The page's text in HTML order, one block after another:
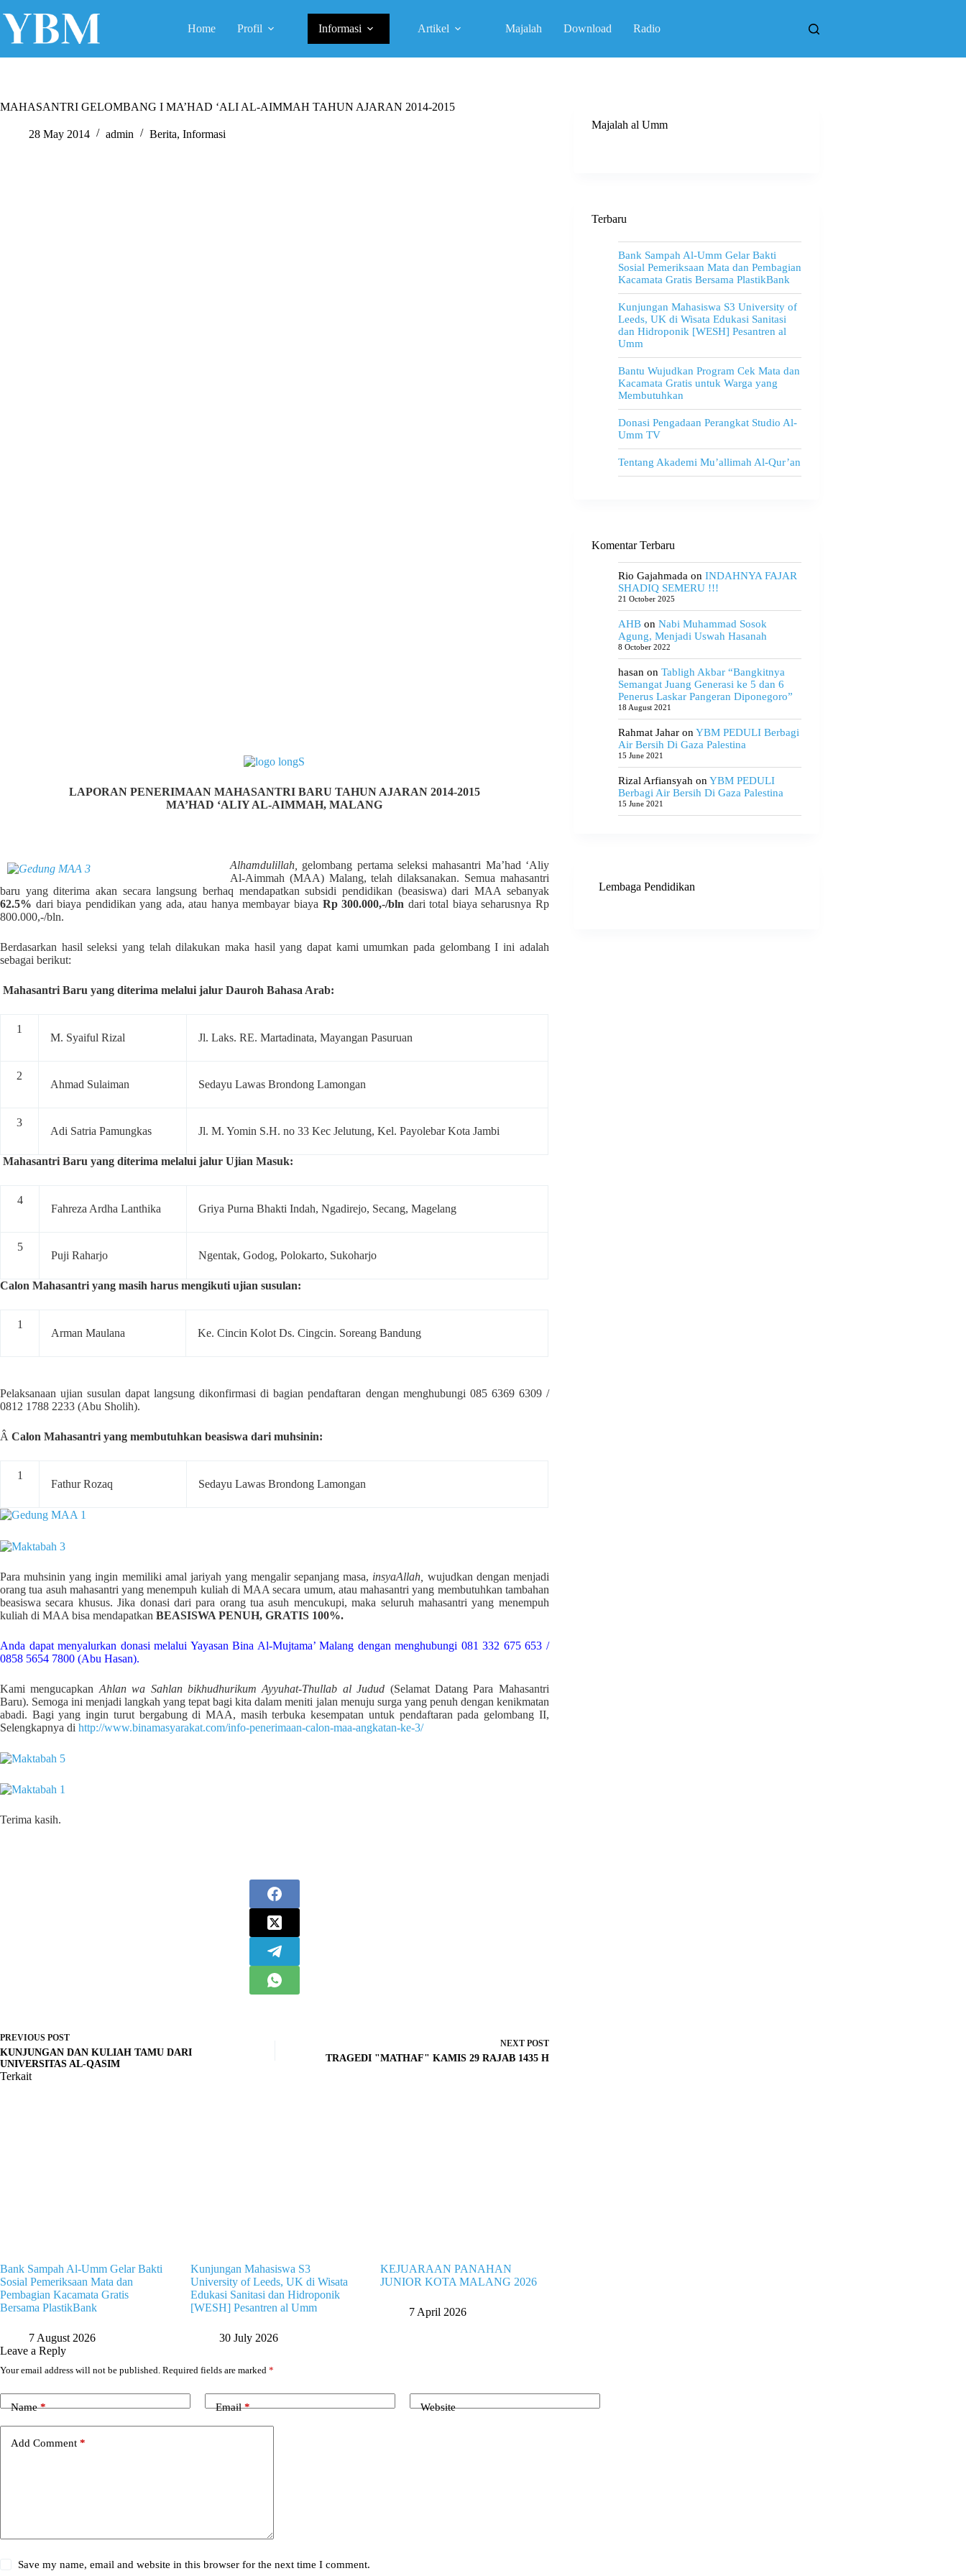
to
content
Home Profil Informasi Artikel Majalah Download Radio
MAHASANTRI GELOMBANG I MA’HAD ‘ALI AL-AIMMAH TAHUN AJARAN 2014-2015
28 May 2014 admin Berita, Informasi
LAPORAN PENERIMAAN MAHASANTRI BARU TAHUN AJARAN 2014-2015
MA’HAD ‘ALIY AL-AIMMAH, MALANG
Alhamdulillah, gelombang pertama seleksi mahasantri Ma’had ‘Aliy
Al-Aimmah (MAA) Malang, telah dilaksanakan. Semua mahasantri
baru yang diterima akan secara langsung berhaq mendapatkan subsidi pendidikan (beasiswa) dari MAA sebanyak
62.5% dari biaya pendidikan yang ada, atau hanya membayar biaya Rp 300.000,-/bln dari total biaya seharusnya Rp
800.000,-/bln.
Berdasarkan hasil seleksi yang telah dilakukan maka hasil yang dapat kami umumkan pada gelombang I ini adalah
sebagai berikut:
Mahasantri Baru yang diterima melalui jalur Dauroh Bahasa Arab:
1
M. Syaiful Rizal Jl. Laks. RE. Martadinata, Mayangan Pasuruan
2
Ahmad Sulaiman Sedayu Lawas Brondong Lamongan
3
Adi Satria Pamungkas Jl. M. Yomin S.H. no 33 Kec Jelutung, Kel. Payolebar Kota Jambi
Mahasantri Baru yang diterima melalui jalur Ujian Masuk:
4
Fahreza Ardha Lanthika Griya Purna Bhakti Indah, Ngadirejo, Secang, Magelang
5
Puji Raharjo Ngentak, Godog, Polokarto, Sukoharjo
Calon Mahasantri yang masih harus mengikuti ujian susulan:
1
Arman Maulana Ke. Cincin Kolot Ds. Cingcin. Soreang Bandung
Pelaksanaan ujian susulan dapat langsung dikonfirmasi di bagian pendaftaran dengan menghubungi 085 6369 6309 /
0812 1788 2233 (Abu Sholih).
Â Calon Mahasantri yang membutuhkan beasiswa dari muhsinin:
1
Fathur Rozaq Sedayu Lawas Brondong Lamongan
Para muhsinin yang ingin memiliki amal jariyah yang mengalir sepanjang masa, insyaAllah, wujudkan dengan menjadi
orang tua asuh mahasantri yang menempuh kuliah di MAA secara umum, atau mahasantri yang membutuhkan tambahan
beasiswa secara khusus. Jika donasi dari para orang tua asuh mencukupi, maka seluruh mahasantri yang menempuh
kuliah di MAA bisa mendapatkan BEASISWA PENUH, GRATIS 100%.
Anda dapat menyalurkan donasi melalui Yayasan Bina Al-Mujtama’ Malang dengan menghubungi 081 332 675 653 /
0858 5654 7800 (Abu Hasan).
Kami mengucapkan Ahlan wa Sahlan bikhudhurikum Ayyuhat-Thullab al Judud (Selamat Datang Para Mahasantri
Baru). Semoga ini menjadi langkah yang tepat bagi kita dalam meniti jalan menuju surga yang penuh dengan kenikmatan
abadi. Bagi yang ingin turut bergabung di MAA, masih terbuka kesempatan untuk pendaftaran pada gelombang II,
Selengkapnya di http://www.binamasyarakat.com/info-penerimaan-calon-maa-angkatan-ke-3/
Terima kasih.
PREVIOUS POST
KUNJUNGAN DAN KULIAH TAMU DARI
UNIVERSITAS AL-QASIM
NEXT POST
TRAGEDI "MATHAF" KAMIS 29 RAJAB 1435 H
Terkait
Bank Sampah Al-Umm Gelar Bakti
Sosial Pemeriksaan Mata dan
Pembagian Kacamata Gratis
Bersama PlastikBank
7 August 2026
Kunjungan Mahasiswa S3
University of Leeds, UK di Wisata
Edukasi Sanitasi dan Hidroponik
[WESH] Pesantren al Umm
30 July 2026
KEJUARAAN PANAHAN
JUNIOR KOTA MALANG 2026
7 April 2026
Leave a Reply
Your email address will not be published. Required fields are marked *
Name* Email* Website
Add Comment *
Save my name, email and website in this browser for the next time I comment.
Majalah al Umm
Terbaru
Bank Sampah Al-Umm Gelar Bakti
Sosial Pemeriksaan Mata dan Pembagian
Kacamata Gratis Bersama PlastikBank
Kunjungan Mahasiswa S3 University of
Leeds, UK di Wisata Edukasi Sanitasi
dan Hidroponik [WESH] Pesantren al
Umm
Bantu Wujudkan Program Cek Mata dan
Kacamata Gratis untuk Warga yang
Membutuhkan
Donasi Pengadaan Perangkat Studio Al-
Umm TV
Tentang Akademi Mu’allimah Al-Qur’an
Komentar Terbaru
Rio Gajahmadaon INDAHNYA FAJAR
SHADIQ SEMERU !!!
21 October 2025
AHBon Nabi Muhammad Sosok
Agung, Menjadi Uswah Hasanah
8 October 2022
hasanon Tabligh Akbar “Bangkitnya
Semangat Juang Generasi ke 5 dan 6
Penerus Laskar Pangeran Diponegoro”
18 August 2021
Rahmat JaharonYBM PEDULI Berbagi
Air Bersih Di Gaza Palestina
15 June 2021
Rizal ArfiansyahonYBM PEDULI
Berbagi Air Bersih Di Gaza Palestina
15 June 2021
Lembaga Pendidikan